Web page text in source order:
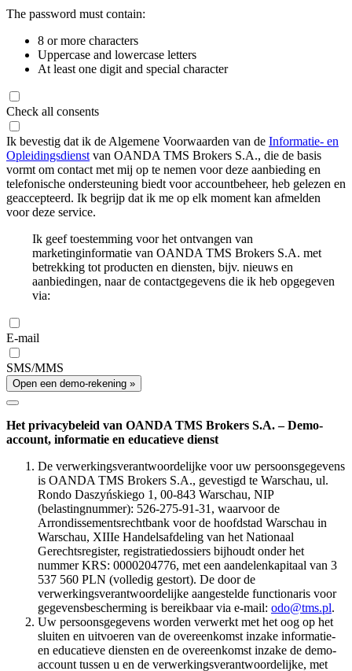
The password must contain:
8 or more characters
Uppercase and lowercase letters
At least one digit and special character
Check all consents
Ik bevestig dat ik de Algemene Voorwaarden van de Informatie- en
Opleidingsdienst van OANDA TMS Brokers S.A., die de basis
vormt om contact met mij op te nemen voor deze aanbieding en
telefonische ondersteuning biedt voor accountbeheer, heb gelezen en
geaccepteerd. Ik begrijp dat ik me op elk moment kan afmelden
voor deze service.
Ik geef toestemming voor het ontvangen van
marketinginformatie van OANDA TMS Brokers S.A. met
betrekking tot producten en diensten, bijv. nieuws en
aanbiedingen, naar de contactgegevens die ik heb opgegeven
via:
E-mail
SMS/MMS
Open een demo-rekening »
Het privacybeleid van OANDA TMS Brokers S.A. – Demo-
account, informatie en educatieve dienst
De verwerkingsverantwoordelijke voor uw persoonsgegevens
is OANDA TMS Brokers S.A., gevestigd te Warschau, ul.
Rondo Daszyńskiego 1, 00-843 Warschau, NIP
(belastingnummer): 526-275-91-31, waarvoor de
Arrondissementsrechtbank voor de hoofdstad Warschau in
Warschau, XIIIe Handelsafdeling van het Nationaal
Gerechtsregister, registratiedossiers bijhoudt onder het
nummer KRS: 0000204776, met een aandelenkapitaal van 3
537 560 PLN (volledig gestort). De door de
verwerkingsverantwoordelijke aangestelde functionaris voor
gegevensbescherming is bereikbaar via e-mail: odo@tms.pl.
Uw persoonsgegevens worden verwerkt met het oog op het
sluiten en uitvoeren van de overeenkomst inzake informatie-
en educatieve diensten en de overeenkomst inzake de demo-
account tussen u en de verwerkingsverantwoordelijke, met